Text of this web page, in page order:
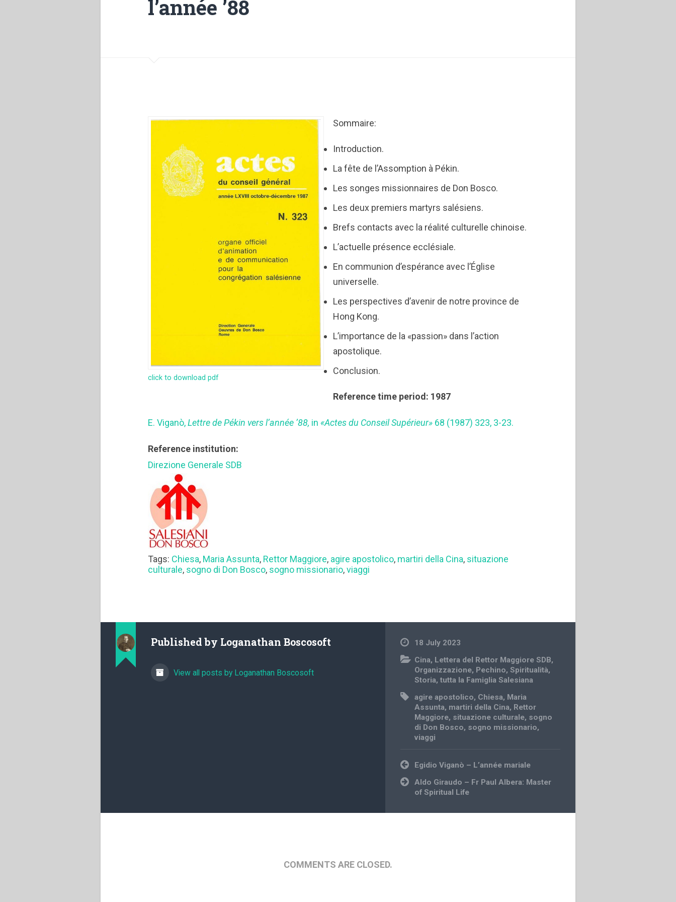
l’année ’88
click to download pdf
Sommaire:
Introduction.
La fête de l’Assomption à Pékin.
Les songes missionnaires de Don Bosco.
Les deux premiers martyrs salésiens.
Brefs contacts avec la réalité culturelle chinoise.
L’actuelle présence ecclésiale.
En communion d’espérance avec l’Église
universelle.
Les perspectives d’avenir de notre province de
Hong Kong.
L’importance de la «passion» dans l’action
apostolique.
Conclusion.
Reference time period: 1987
E. Viganò,Lettre de Pékin vers l’année ’88, in «Actes du Conseil Supérieur» 68 (1987) 323, 3-23.
Reference institution:
Direzione Generale SDB
Tags: Chiesa, Maria Assunta, Rettor Maggiore, agire apostolico, martiri della Cina, situazione
culturale, sogno di Don Bosco, sogno missionario,viaggi
Published by Loganathan Boscosoft
View all posts by Loganathan Boscosoft
18 July 2023
Cina, Lettera del Rettor Maggiore SDB,
Organizzazione, Pechino,Spiritualità,
Storia,tutta la Famiglia Salesiana
agire apostolico, Chiesa, Maria
Assunta, martiri della Cina, Rettor
Maggiore, situazione culturale, sogno
di Don Bosco, sogno missionario,
viaggi
Post
navigation
Egidio Viganò – L’année mariale
Aldo Giraudo – Fr Paul Albera: Master
of Spiritual Life
COMMENTS ARE CLOSED.